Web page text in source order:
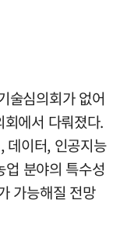
술심의회가 없어
에서 다뤄졌다.
데이터, 인공지능
분야의 특수성
가능해질 전망